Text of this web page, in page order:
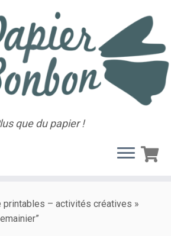
que du papier !
printables – activités créatives »